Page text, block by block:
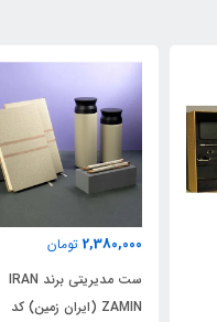
2,380,000 تومان
ست مدیریتی برند IRAN
ZAMIN (ایران زمین) کد